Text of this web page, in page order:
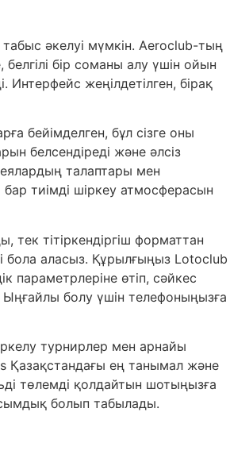
әкелуі мүмкін. Aeroclub-тың
бір соманы алу үшін ойын
жеңілдетілген, бірақ
бейімделген, бұл сізге оны
белсендіреді және әлсіз
талаптары мен
тиімді шіркеу атмосферасын
тітіркендіргіш форматтан
бола аласыз. Құрылғыңыз Lotoclub
параметрлеріне өтіп, сәйкес
болу үшін телефоныңызға
турнирлер мен арнайы
Қазақстандағы ең танымал және
төлемді қолдайтын шотыңызға
болып табылады.